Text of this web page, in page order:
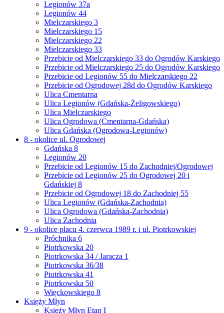
Legionów 37a
Legionów 44
Mielczarskiego 3
Mielczarskiego 15
Mielczarskiego 22
Mielczarskiego 33
Przebicie od Mielczarskiego 33 do Ogrodów Karskiego
Przebicie od Mielczarskiego 25 do Ogrodów Karskiego
Przebicie od Legionów 55 do Mielczarskiego 22
Przebicie od Ogrodowej 28d do Ogrodów Karskiego
Ulica Cmentarna
Ulica Legionów (Gdańska-Żeligowskiego)
Ulica Mielczarskiego
Ulica Ogrodowa (Cmentarna-Gdańska)
Ulica Gdańska (Ogrodowa-Legionów)
8 - okolice ul. Ogrodowej
Gdańska 8
Legionów 20
Przebicie od Legionów 15 do Zachodniej/Ogrodowej
Przebicie od Legionów 25 do Ogrodowej 20 i
Gdańskiej 8
Przebicie od Ogrodowej 18 do Zachodniej 55
Ulica Legionów (Gdańska-Zachodnia)
Ulica Ogrodowa (Gdańska-Zachodnia)
Ulica Zachodnia
9 - okolice placu 4. czerwca 1989 r. i ul. Piotrkowskiej
Próchnika 6
Piotrkowska 20
Piotrkowska 34 / Jaracza 1
Piotrkowska 36/38
Piotrkowska 41
Piotrkowska 50
Więckowskiego 8
Księży Młyn
Księży Młyn Etap I